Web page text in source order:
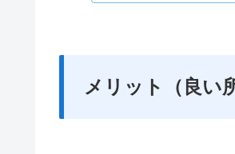
メリット（良い